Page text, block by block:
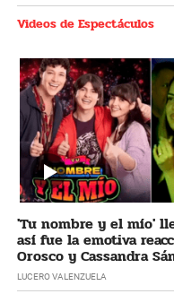
Videos de Espectáculos
'Tu nombre y el mío'
así fue la emotiva
Orosco y Cassandra
LUCERO VALENZUELA